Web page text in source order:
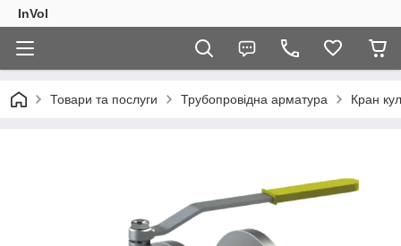
InVol
Товари та послуги Трубопровідна арматура Кран